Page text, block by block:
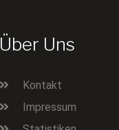
Über Uns
Kontakt
Impressum